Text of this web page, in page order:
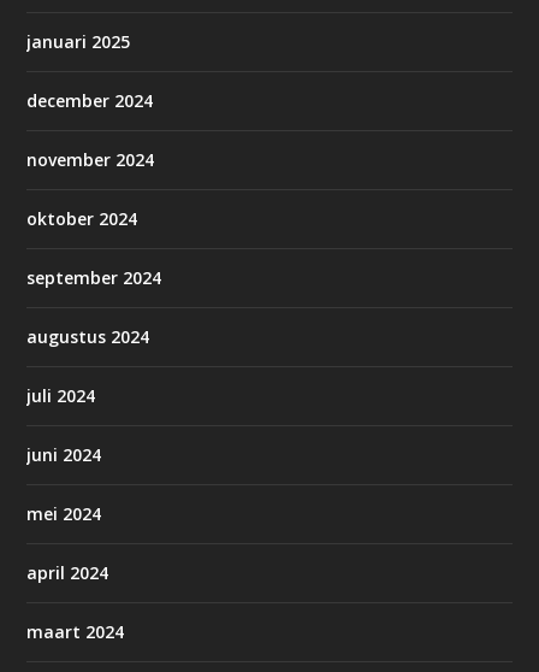
januari 2025
december 2024
november 2024
oktober 2024
september 2024
augustus 2024
juli 2024
juni 2024
mei 2024
april 2024
maart 2024